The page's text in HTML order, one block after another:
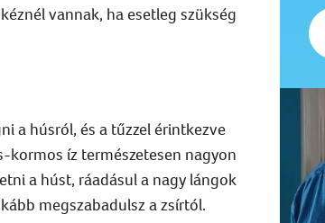
vannak, ha esetleg szükség
a húsról, és a tűzzel érintkezve
íz természetesen nagyon
a húst, ráadásul a nagy lángok
megszabadulsz a zsírtól.